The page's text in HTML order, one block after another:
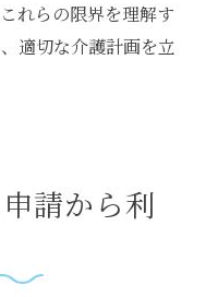
れらの限界を理解す
適切な介護計画を立
請から利